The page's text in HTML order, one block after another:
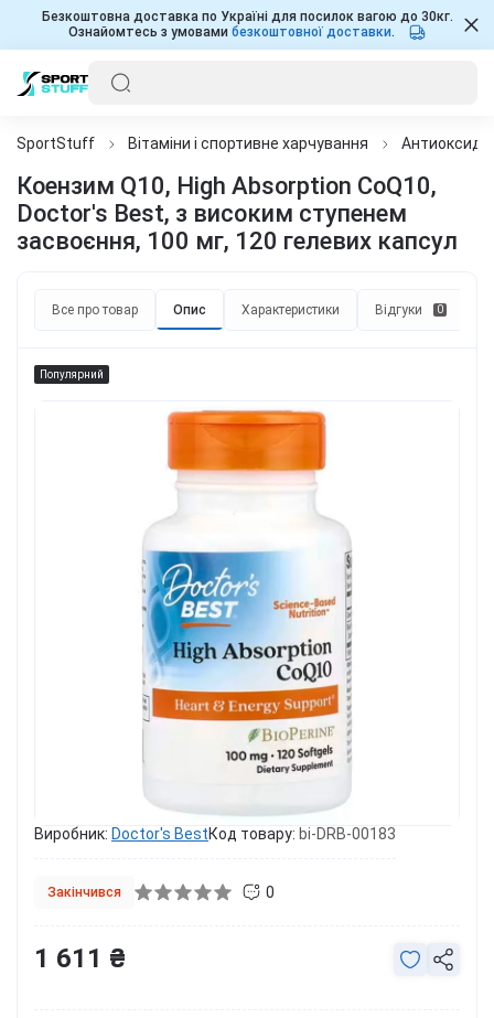
Безкоштовна доставка по Україні для посилок вагою до 30кг.
Ознайомтесь з умовами безкоштовної доставки.
SportStuff Вітаміни і спортивне харчування
Коензим Q10, High Absorption CoQ10,
Doctor's Best, з високим ступенем
засвоєння, 100 мг, 120 гелевих капсул
Все про товар Опис Характеристики Відгуки 0
Популярний
Виробник: Doctor's BestКод товару: bi-DRB-00183
Закінчився 0
1 611 ₴